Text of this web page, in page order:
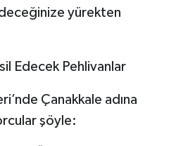
yürekten
Edecek Pehlivanlar
Çanakkale adına
şöyle: